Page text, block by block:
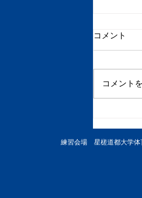
初任給
コメント
コメント
練習会場 星槎道都大学体